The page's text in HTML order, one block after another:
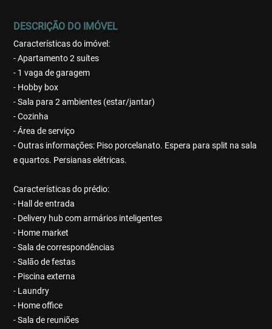
DESCRIÇÃO DO IMÓVEL
Características do imóvel:
- Apartamento 2 suítes
- 1 vaga de garagem
- Hobby box
- Sala para 2 ambientes (estar/jantar)
- Cozinha
- Área de serviço
- Outras informações: Piso porcelanato. Espera para split na sala
e quartos. Persianas elétricas.
Características do prédio:
- Hall de entrada
- Delivery hub com armários inteligentes
- Home market
- Sala de correspondências
- Salão de festas
- Piscina externa
- Laundry
- Home office
- Sala de reuniões